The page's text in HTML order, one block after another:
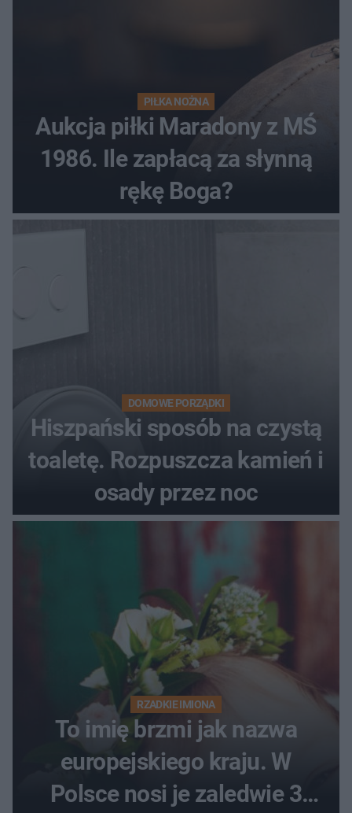
PIŁKA NOŻNA
Aukcja piłki Maradony z MŚ
1986. Ile zapłacą za słynną
rękę Boga?
DOMOWE PORZĄDKI
Hiszpański sposób na czystą
toaletę. Rozpuszcza kamień i
osady przez noc
RZADKIE IMIONA
To imię brzmi jak nazwa
europejskiego kraju. W
Polsce nosi je zaledwie 3